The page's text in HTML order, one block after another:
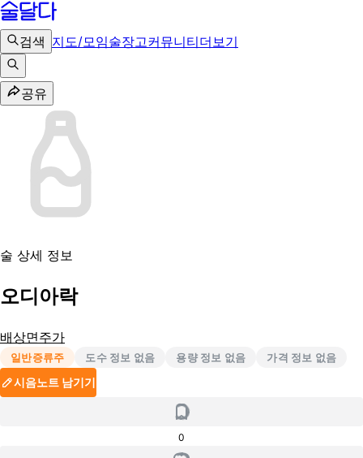
검색 지도/모임술장고커뮤니티더보기
공유
술 상세 정보
오디아락
배상면주가
일반증류주 도수 정보 없음 용량 정보 없음 가격 정보 없음
시음노트 남기기
0